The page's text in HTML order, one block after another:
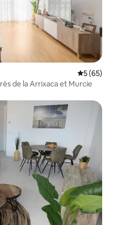
5 (65)
de la Arrixaca et Murcie